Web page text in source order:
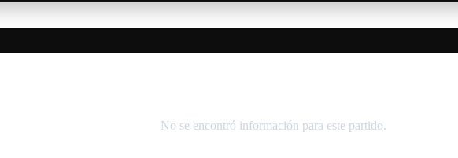
No se encontró información para este partido.